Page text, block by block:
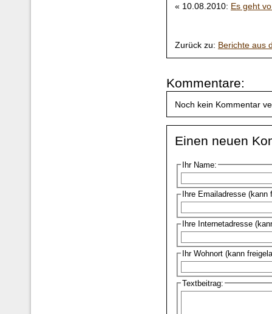
« 10.08.2010: Es geht
Zurück zu: Berichte aus
Kommentare:
Noch kein Kommentar
Einen neuen
Ihr Name:
Ihre Emailadresse
Ihre Internetadresse
Ihr Wohnort (kann
Textbeitrag: